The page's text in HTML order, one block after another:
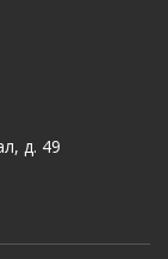
д. 49